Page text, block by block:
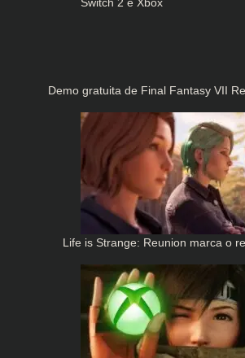
Demo gratuita de Final Fantasy VII
Life is Strange: Reunion marca o